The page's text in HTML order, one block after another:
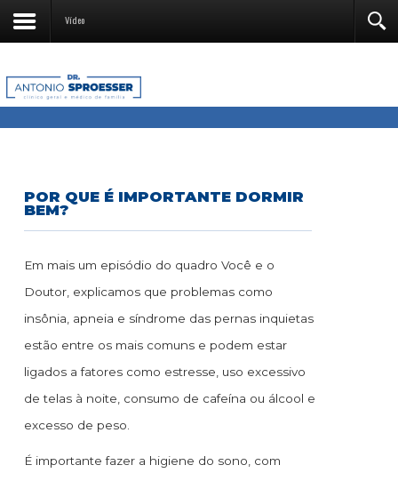
Vídeo
POR QUE É IMPORTANTE DORMIR
BEM?
Em mais um episódio do quadro Você e o
Doutor, explicamos que problemas como
insônia, apneia e síndrome das pernas inquietas
estão entre os mais comuns e podem estar
ligados a fatores como estresse, uso excessivo
de telas à noite, consumo de cafeína ou álcool e
excesso de peso.
É importante fazer a higiene do sono, com